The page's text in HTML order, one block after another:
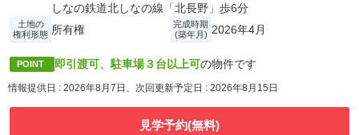
しなの鉄道北しなの線「北長野」歩6分
土地の
権利形態 所有権
完成時期
(築年月) 2026年4月
POINT 即引渡可、駐車場３台以上可の物件です
情報提供日 : 2026年8月7日、次回更新予定日 : 2026年8月15日
見学予約(無料)